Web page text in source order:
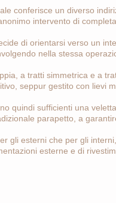
conferisce un diverso
intervento di
di orientarsi verso un
nella stessa
a tratti simmetrica e a
seppur gestito con lievi
quindi sufficienti una
parapetto, a
gli esterni che per gli
esterne e di